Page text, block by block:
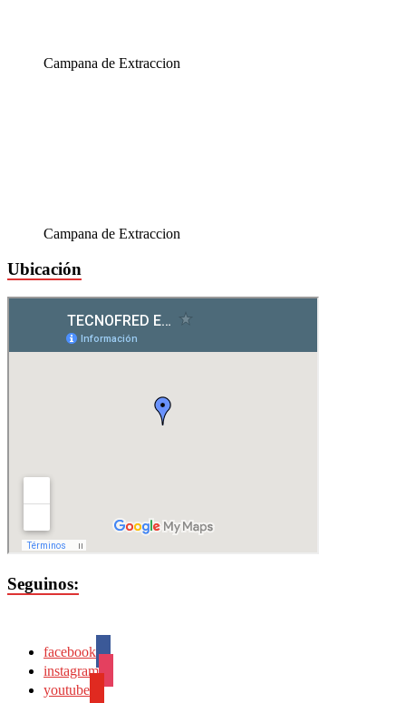
Campana de Extraccion
Campana de Extraccion
Ubicación
Seguinos:
facebook
instagram
youtube